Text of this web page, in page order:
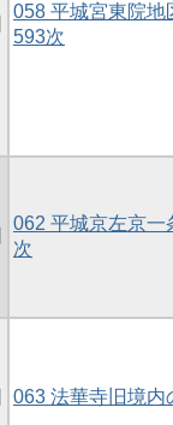
058 平城宮東院地
593次
062 平城京左京一
次
063 法華寺旧境内